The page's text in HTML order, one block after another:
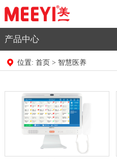
产品中心
位置: 首页 > 智慧医养